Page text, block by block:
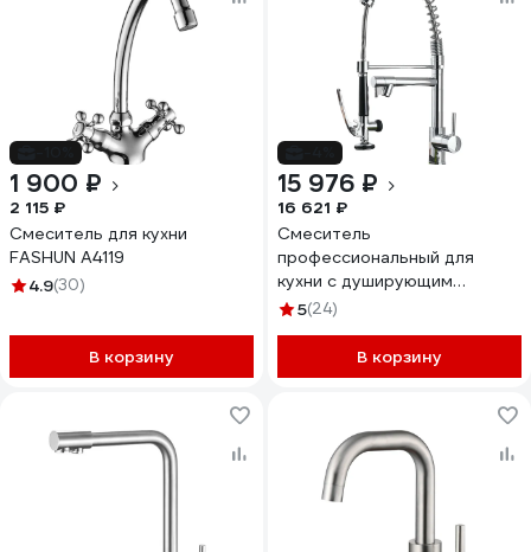
1 900 ₽
2 115 ₽
Смеситель для кухни
FASHUN A4119
4.9(30)
В корзину
15 976 ₽
16 621 ₽
Смеситель
профессиональный для
кухни с душирующим
устройством Профсан
МОЦЩБА PSM-104-39
5(24)
В корзину